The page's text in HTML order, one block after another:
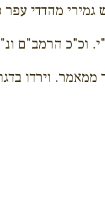
גמירי מהדדי
וכ"כ הרמב"ם
ממאמר. וירדו